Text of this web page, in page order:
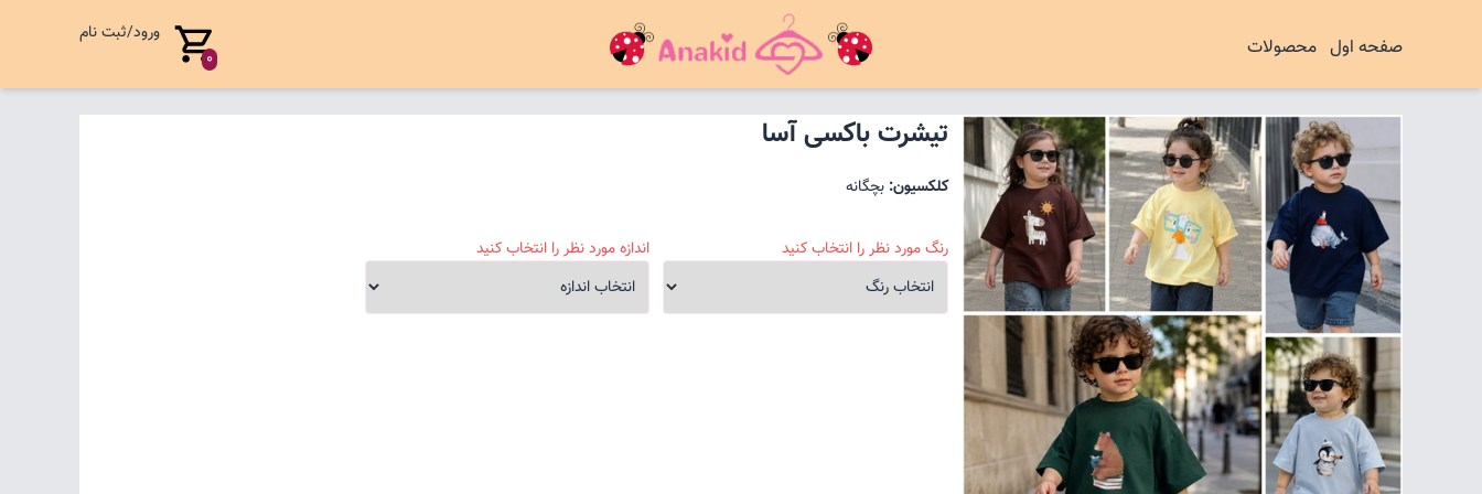
صفحه اول محصولات 0
ورود/ثبت نام
تیشرت باکسی آسا
کلکسیون: بچگانه
رنگ مورد نظر را انتخاب کنید اندازه مورد نظر را انتخاب کنید